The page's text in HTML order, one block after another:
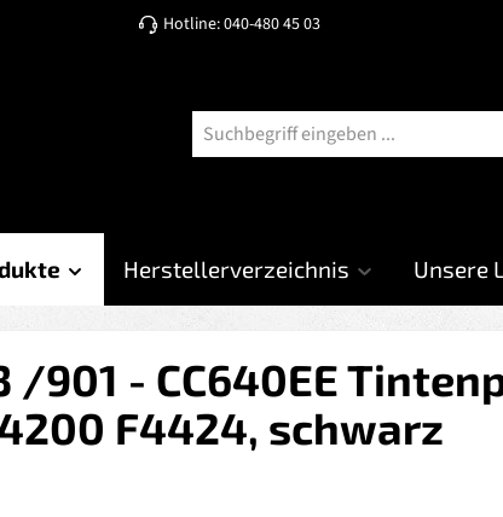
Hotline: 040-480 45 03
Herstellerverzeichnis Unsere
/901 - CC640EE
F4424, schwarz